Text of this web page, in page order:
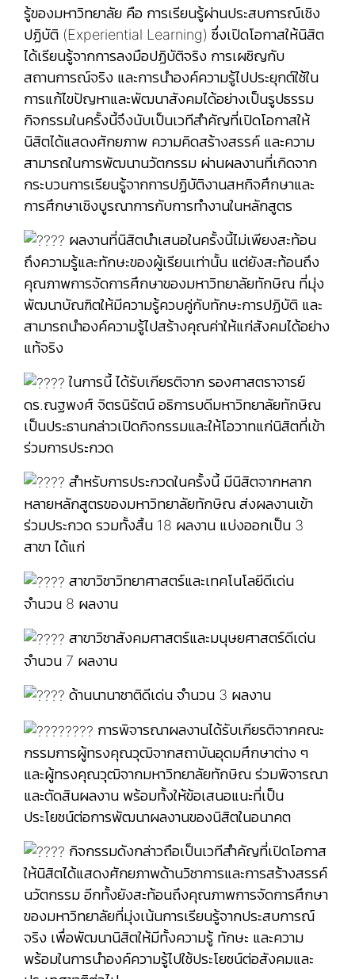
รู้ของมหาวิทยาลัย คือ การเรียนรู้ผ่านประสบการณ์เชิง
ปฏิบัติ (Experiential Learning) ซึ่งเปิดโอกาสให้นิสิต
ได้เรียนรู้จากการลงมือปฏิบัติจริง การเผชิญกับ
สถานการณ์จริง และการนำองค์ความรู้ไปประยุกต์ใช้ใน
การแก้ไขปัญหาและพัฒนาสังคมได้อย่างเป็นรูปธรรม
กิจกรรมในครั้งนี้จึงนับเป็นเวทีสำคัญที่เปิดโอกาสให้
นิสิตได้แสดงศักยภาพ ความคิดสร้างสรรค์ และความ
สามารถในการพัฒนานวัตกรรม ผ่านผลงานที่เกิดจาก
กระบวนการเรียนรู้จากการปฏิบัติงานสหกิจศึกษาและ
การศึกษาเชิงบูรณาการกับการทำงานในหลักสูตร
ผลงานที่นิสิตนำเสนอในครั้งนี้ไม่เพียงสะท้อน
ถึงความรู้และทักษะของผู้เรียนเท่านั้น แต่ยังสะท้อนถึง
คุณภาพการจัดการศึกษาของมหาวิทยาลัยทักษิณ ที่มุ่ง
พัฒนาบัณฑิตให้มีความรู้ควบคู่กับทักษะการปฏิบัติ และ
สามารถนำองค์ความรู้ไปสร้างคุณค่าให้แก่สังคมได้อย่าง
แท้จริง
ในการนี้ ได้รับเกียรติจาก รองศาสตราจารย์
ดร.ณฐพงศ์ จิตรนิรัตน์ อธิการบดีมหาวิทยาลัยทักษิณ
เป็นประธานกล่าวเปิดกิจกรรมและให้โอวาทแก่นิสิตที่เข้า
ร่วมการประกวด
สำหรับการประกวดในครั้งนี้ มีนิสิตจากหลาก
หลายหลักสูตรของมหาวิทยาลัยทักษิณ ส่งผลงานเข้า
ร่วมประกวด รวมทั้งสิ้น 18 ผลงาน แบ่งออกเป็น 3
สาขา ได้แก่
สาขาวิชาวิทยาศาสตร์และเทคโนโลยีดีเด่น
จำนวน 8 ผลงาน
สาขาวิชาสังคมศาสตร์และมนุษยศาสตร์ดีเด่น
จำนวน 7 ผลงาน
ด้านนานาชาติดีเด่น จำนวน 3 ผลงาน
การพิจารณาผลงานได้รับเกียรติจากคณะ
กรรมการผู้ทรงคุณวุฒิจากสถาบันอุดมศึกษาต่าง ๆ
และผู้ทรงคุณวุฒิจากมหาวิทยาลัยทักษิณ ร่วมพิจารณา
และตัดสินผลงาน พร้อมทั้งให้ข้อเสนอแนะที่เป็น
ประโยชน์ต่อการพัฒนาผลงานของนิสิตในอนาคต
กิจกรรมดังกล่าวถือเป็นเวทีสำคัญที่เปิดโอกาส
ให้นิสิตได้แสดงศักยภาพด้านวิชาการและการสร้างสรรค์
นวัตกรรม อีกทั้งยังสะท้อนถึงคุณภาพการจัดการศึกษา
ของมหาวิทยาลัยที่มุ่งเน้นการเรียนรู้จากประสบการณ์
จริง เพื่อพัฒนานิสิตให้มีทั้งความรู้ ทักษะ และความ
พร้อมในการนำองค์ความรู้ไปใช้ประโยชน์ต่อสังคมและ